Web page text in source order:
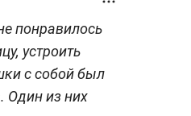
понравилось
устроить
с собой был
Один из них